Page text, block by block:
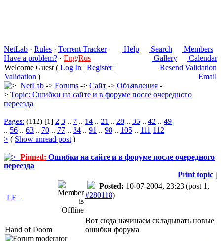
NetLab · Rules · Torrent Tracker·
Have a problem? · Eng/Rus
Help Search
Members
Gallery
Calendar
Welcome Guest ( Log In | Register|
Validation )
Resend Validation
Email
NetLab -> Forums -> Сайт -> Объявления -
> Topic: Ошибки на сайте и в форуме после очередного
переезда
Pages: (112) [1] 2 3 .. 7 .. 14 .. 21 .. 28 .. 35 .. 42 .. 49
.. 56 .. 63 .. 70 .. 77 .. 84 .. 91 .. 98 .. 105 .. 111 112
> ( Show unread post )
Pinned: Ошибки на сайте и в форуме после очередного
переезда
Print topic |
LF_
Posted: 10-07-2004, 23:23 (post 1,
#280118)
Hand of Doom
Вот сюда начинаем складывать новые
ошибки форума